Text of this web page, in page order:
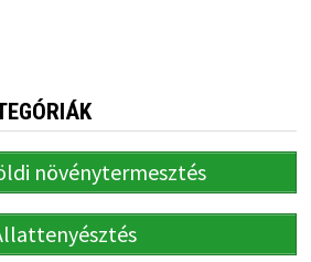
növénytermesztés